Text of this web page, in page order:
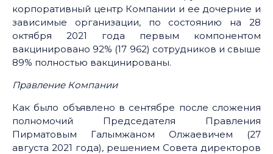
корпоративный центр Компании и ее дочерние и
зависимые организации, по состоянию на 28
октября 2021 года первым компонентом
вакцинировано 92% (17 962) сотрудников и свыше
89% полностью вакцинированы.
Правление Компании
Как было объявлено в сентябре после сложения
полномочий Председателя Правления
Пирматовым Галымжаном Олжаевичем (27
августа 2021 года), решением Совета директоров